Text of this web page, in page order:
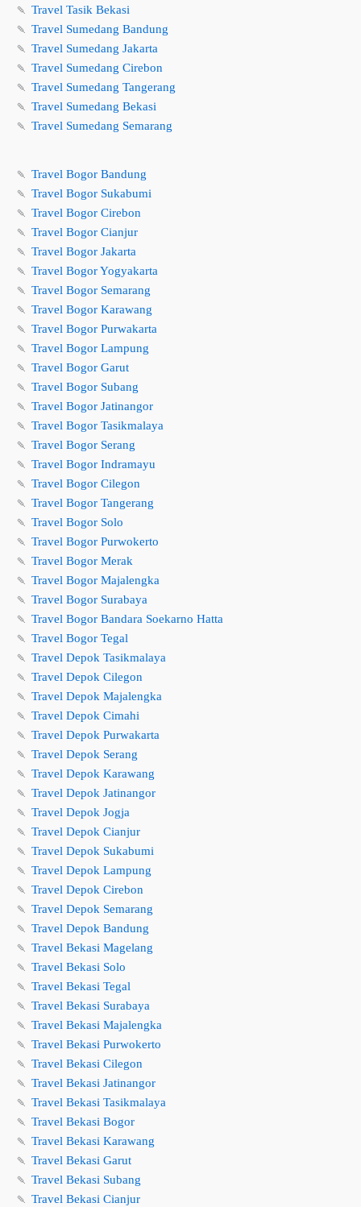
🍡 Travel Tasik Bekasi
🍡 Travel Sumedang Bandung
🍡 Travel Sumedang Jakarta
🍡 Travel Sumedang Cirebon
🍡 Travel Sumedang Tangerang
🍡 Travel Sumedang Bekasi
🍡 Travel Sumedang Semarang
🍡 Travel Bogor Bandung
🍡 Travel Bogor Sukabumi
🍡 Travel Bogor Cirebon
🍡 Travel Bogor Cianjur
🍡 Travel Bogor Jakarta
🍡 Travel Bogor Yogyakarta
🍡 Travel Bogor Semarang
🍡 Travel Bogor Karawang
🍡 Travel Bogor Purwakarta
🍡 Travel Bogor Lampung
🍡 Travel Bogor Garut
🍡 Travel Bogor Subang
🍡 Travel Bogor Jatinangor
🍡 Travel Bogor Tasikmalaya
🍡 Travel Bogor Serang
🍡 Travel Bogor Indramayu
🍡 Travel Bogor Cilegon
🍡 Travel Bogor Tangerang
🍡 Travel Bogor Solo
🍡 Travel Bogor Purwokerto
🍡 Travel Bogor Merak
🍡 Travel Bogor Majalengka
🍡 Travel Bogor Surabaya
🍡 Travel Bogor Bandara Soekarno Hatta
🍡 Travel Bogor Tegal
🍡 Travel Depok Tasikmalaya
🍡 Travel Depok Cilegon
🍡 Travel Depok Majalengka
🍡 Travel Depok Cimahi
🍡 Travel Depok Purwakarta
🍡 Travel Depok Serang
🍡 Travel Depok Karawang
🍡 Travel Depok Jatinangor
🍡 Travel Depok Jogja
🍡 Travel Depok Cianjur
🍡 Travel Depok Sukabumi
🍡 Travel Depok Lampung
🍡 Travel Depok Cirebon
🍡 Travel Depok Semarang
🍡 Travel Depok Bandung
🍡 Travel Bekasi Magelang
🍡 Travel Bekasi Solo
🍡 Travel Bekasi Tegal
🍡 Travel Bekasi Surabaya
🍡 Travel Bekasi Majalengka
🍡 Travel Bekasi Purwokerto
🍡 Travel Bekasi Cilegon
🍡 Travel Bekasi Jatinangor
🍡 Travel Bekasi Tasikmalaya
🍡 Travel Bekasi Bogor
🍡 Travel Bekasi Karawang
🍡 Travel Bekasi Garut
🍡 Travel Bekasi Subang
🍡 Travel Bekasi Cianjur